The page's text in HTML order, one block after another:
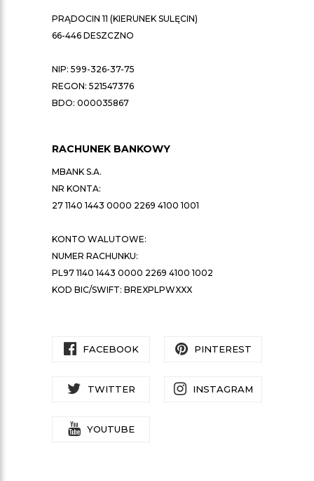
PRĄDOCIN 11 (KIERUNEK SULĘCIN)
66-446 DESZCZNO
NIP: 599-326-37-75
REGON: 521547376
BDO: 000035867
RACHUNEK BANKOWY
MBANK S.A.
NR KONTA:
27 1140 1443 0000 2269 4100 1001
KONTO WALUTOWE:
NUMER RACHUNKU:
PL97 1140 1443 0000 2269 4100 1002
KOD BIC/SWIFT: BREXPLPWXXX
FACEBOOK PINTEREST
TWITTER INSTAGRAM
YOUTUBE